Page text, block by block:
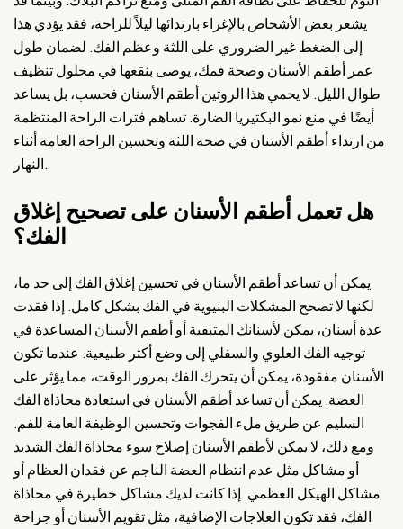
يشعر بعض الأشخاص بالإغراء بارتدائها ليلاً للراحة، فقد يؤدي هذا
إلى الضغط غير الضروري على اللثة وعظم الفك. لضمان طول
عمر أطقم الأسنان وصحة فمك، يوصى بنقعها في محلول تنظيف
طوال الليل. لا يحمي هذا الروتين أطقم الأسنان فحسب، بل يساعد
أيضًا في منع نمو البكتيريا الضارة. تساهم فترات الراحة المنتظمة
من ارتداء أطقم الأسنان في صحة اللثة وتحسين الراحة العامة أثناء
النهار.
هل تعمل أطقم الأسنان على تصحيح إغلاق
الفك؟
يمكن أن تساعد أطقم الأسنان في تحسين إغلاق الفك إلى حد ما،
لكنها لا تصحح المشكلات البنيوية في الفك بشكل كامل. إذا فقدت
عدة أسنان، يمكن لأسنانك المتبقية أو أطقم الأسنان المساعدة في
توجيه الفك العلوي والسفلي إلى وضع أكثر طبيعية. عندما تكون
الأسنان مفقودة، يمكن أن يتحرك الفك بمرور الوقت، مما يؤثر على
العضة. يمكن أن تساعد أطقم الأسنان في استعادة محاذاة الفك
السليم عن طريق ملء الفجوات وتحسين الوظيفة العامة للفم.
ومع ذلك، لا يمكن لأطقم الأسنان إصلاح سوء محاذاة الفك الشديد
أو مشاكل مثل عدم انتظام العضة الناجم عن فقدان العظام أو
مشاكل الهيكل العظمي. إذا كانت لديك مشاكل خطيرة في محاذاة
الفك، فقد تكون العلاجات الإضافية، مثل تقويم الأسنان أو جراحة